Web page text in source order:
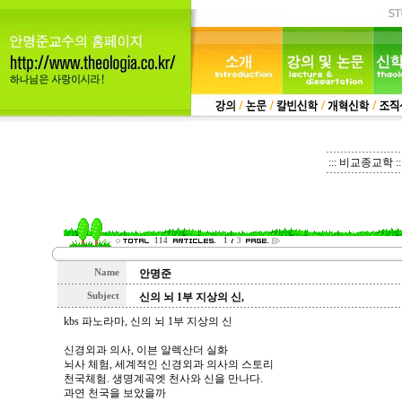
::: 비교종교학
114 1 3
Name 안명준
Subject
신의 뇌 1부 지상의 신,
kbs 파노라마, 신의 뇌 1부 지상의 신
신경외과 의사, 이븐 알렉산더 실화
뇌사 체험, 세계적인 신경외과 의사의 스토리
천국체험. 생명계곡엣 천사와 신을 만나다.
과연 천국을 보았을까